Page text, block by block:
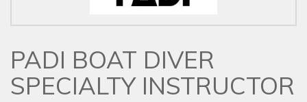
PADI BOAT DIVER
SPECIALTY INSTRUCTOR